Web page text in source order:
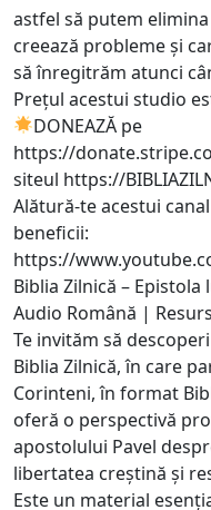
astfel să putem
creează probleme și
să înregitrăm atunci
Prețul acestui studio
DONEAZĂ pe
https://
siteul https://
Alătură-te acestui
beneficii:
https://
Biblia Zilnică –
Audio Română |
Te invităm să
Biblia Zilnică, în care
Corinteni, în format
oferă o perspectivă
apostolului Pavel
libertatea creștină și
Este un material